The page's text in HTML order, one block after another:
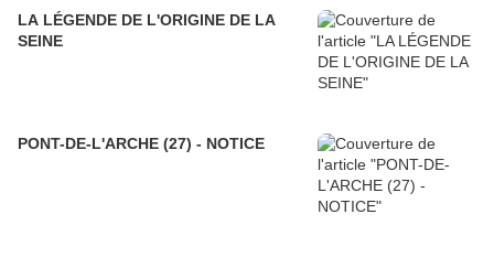
LA LÉGENDE DE L'ORIGINE DE LA
SEINE
PONT-DE-L'ARCHE (27) - NOTICE